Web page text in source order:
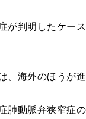
が判明したケー
海外のほうが進
動脈弁狭窄症